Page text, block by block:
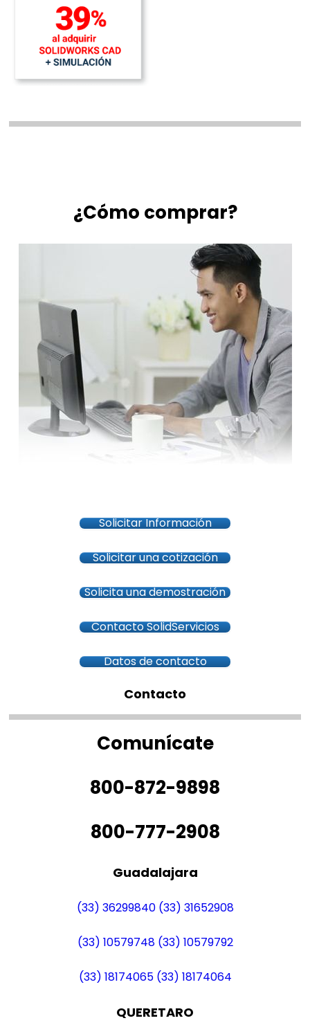
¿Cómo comprar?
Solicitar Información
Solicitar una cotización
Solicita una demostración
Contacto SolidServicios
Datos de contacto
Contacto
Comunícate
800-872-9898
800-777-2908
Guadalajara
(33) 36299840 (33) 31652908
(33) 10579748 (33) 10579792
(33) 18174065 (33) 18174064
QUERETARO